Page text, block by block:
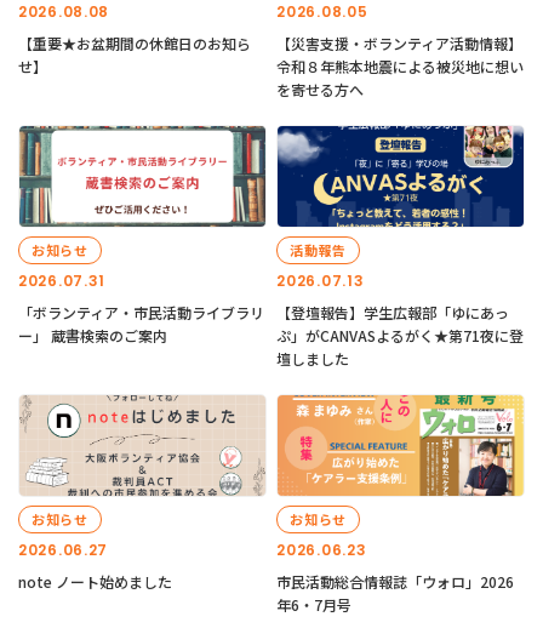
2026.08.08
【重要★お盆期間の休館日のお知ら
せ】
2026.08.05
【災害支援・ボランティア活動情報】
令和８年熊本地震による被災地に想い
を寄せる方へ
2026.07.31
お知らせ
「ボランティア・市民活動ライブラリ
ー」 蔵書検索のご案内
2026.07.13
活動報告
【登壇報告】学生広報部「ゆにあっ
ぷ」がCANVASよるがく★第71夜に登
壇しました
2026.06.27
お知らせ
note ノート始めました
2026.06.23
お知らせ
市民活動総合情報誌「ウォロ」2026
年6・7月号